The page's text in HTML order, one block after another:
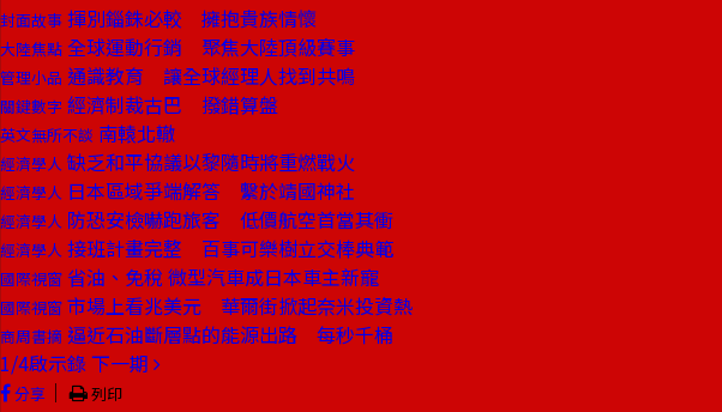
封面故事 揮別錙銖必較 擁抱貴族情懷
大陸焦點 全球運動行銷 聚焦大陸頂級賽事
管理小品 通識教育 讓全球經理人找到共鳴
關鍵數字 經濟制裁古巴 撥錯算盤
英文無所不談 南轅北轍
經濟學人 缺乏和平協議以黎隨時將重燃戰火
經濟學人 日本區域爭端解答 繫於靖國神社
經濟學人 防恐安檢嚇跑旅客 低價航空首當其衝
經濟學人 接班計畫完整 百事可樂樹立交棒典範
國際視窗 省油、免稅 微型汽車成日本車主新寵
國際視窗 市場上看兆美元 華爾街掀起奈米投資熱
商周書摘 逼近石油斷層點的能源出路 每秒千桶
1/4啟示錄下一期
分享 ｜ 列印